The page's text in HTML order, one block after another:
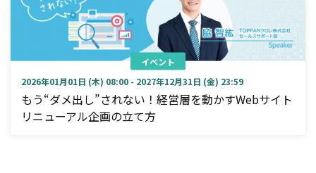
イベント
2026年01月01日 (木) 08:00 - 2027年12月31日 (金) 23:59
もう“ダメ出し”されない！経営層を動かすWebサイト
リニューアル企画の立て方